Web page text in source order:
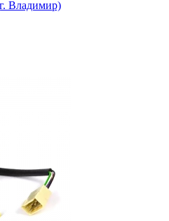
Владимир)